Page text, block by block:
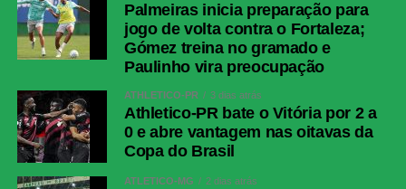
Palmeiras inicia preparação para
jogo de volta contra o Fortaleza;
Gómez treina no gramado e
Paulinho vira preocupação
ATHLETICO-PR 3 dias atrás
Athletico-PR bate o Vitória por 2 a
0 e abre vantagem nas oitavas da
Copa do Brasil
ATLÉTICO-MG 2 dias atrás